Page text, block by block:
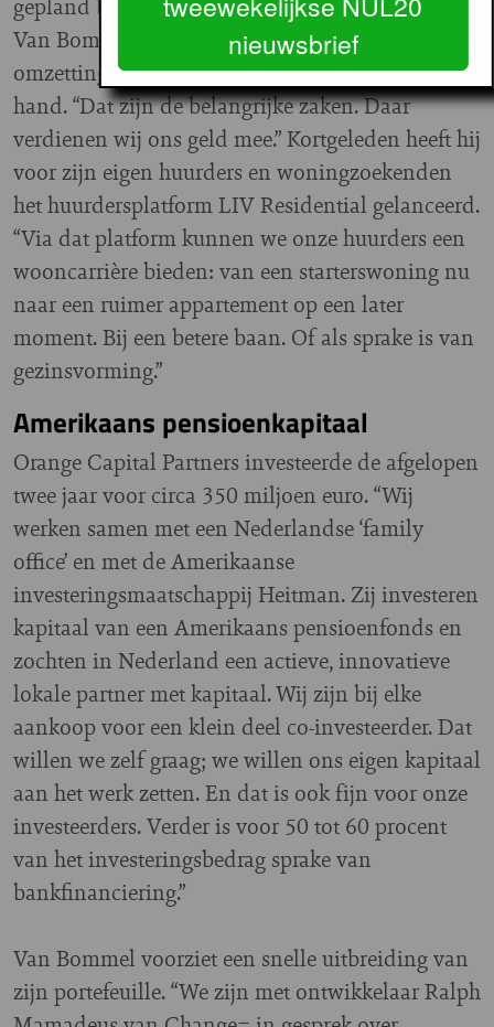
Van Bommel houdt commerciële zaken als de
omzetting van panden en de verhuur in eigen
hand. “Dat zijn de belangrijke zaken. Daar
verdienen wij ons geld mee.” Kortgeleden heeft hij
voor zijn eigen huurders en woningzoekenden
het huurdersplatform LIV Residential gelanceerd.
“Via dat platform kunnen we onze huurders een
wooncarrière bieden: van een starterswoning nu
naar een ruimer appartement op een later
moment. Bij een betere baan. Of als sprake is van
gezinsvorming.”
Amerikaans pensioenkapitaal
Orange Capital Partners investeerde de afgelopen
twee jaar voor circa 350 miljoen euro. “Wij
werken samen met een Nederlandse ‘family
office’ en met de Amerikaanse
investeringsmaatschappij Heitman. Zij investeren
kapitaal van een Amerikaans pensioenfonds en
zochten in Nederland een actieve, innovatieve
lokale partner met kapitaal. Wij zijn bij elke
aankoop voor een klein deel co-investeerder. Dat
willen we zelf graag; we willen ons eigen kapitaal
aan het werk zetten. En dat is ook fijn voor onze
investeerders. Verder is voor 50 tot 60 procent
van het investeringsbedrag sprake van
bankfinanciering.”
Van Bommel voorziet een snelle uitbreiding van
zijn portefeuille. “We zijn met ontwikkelaar Ralph
nieuwsbrief